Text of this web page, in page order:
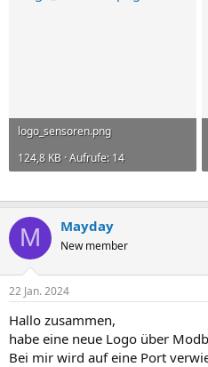
logo_sensoren.png
124,8 KB · Aufrufe: 14
M Mayday
New member
22 Jan. 2024
Hallo zusammen,
habe eine neue Logo über
Bei mir wird auf eine Port